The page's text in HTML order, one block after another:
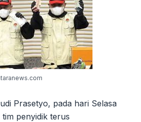
Prasetyo, pada hari Selasa
penyidik terus